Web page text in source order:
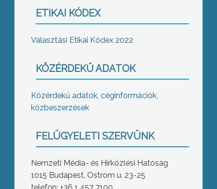
ETIKAI KÓDEX
Választási Etikai Kódex 2022
KÖZÉRDEKŰ ADATOK
Közérdekű adatok, céginformációk,
közbeszerzések
FELÜGYELETI SZERVÜNK
Nemzeti Média- és Hírközlési Hatóság
1015 Budapest, Ostrom u. 23-25